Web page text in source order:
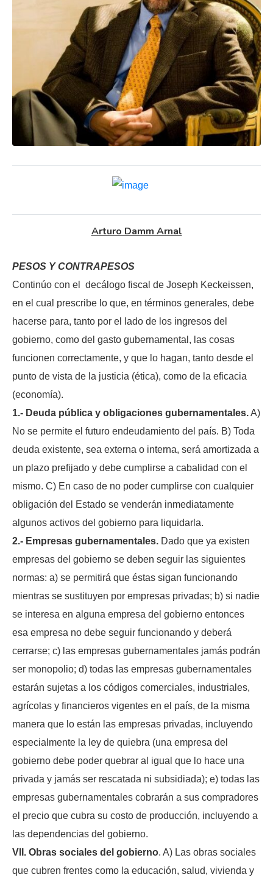
Arturo Damm Arnal
PESOS Y CONTRAPESOS
Continúo con el decálogo fiscal de Joseph Keckeissen,
en el cual prescribe lo que, en términos generales, debe
hacerse para, tanto por el lado de los ingresos del
gobierno, como del gasto gubernamental, las cosas
funcionen correctamente, y que lo hagan, tanto desde el
punto de vista de la justicia (ética), como de la eficacia
(economía).
1.- Deuda pública y obligaciones gubernamentales.A)
No se permite el futuro endeudamiento del país. B) Toda
deuda existente, sea externa o interna, será amortizada a
un plazo prefijado y debe cumplirse a cabalidad con el
mismo. C) En caso de no poder cumplirse con cualquier
obligación del Estado se venderán inmediatamente
algunos activos del gobierno para liquidarla.
2.- Empresas gubernamentales. Dado que ya existen
empresas del gobierno se deben seguir las siguientes
normas: a) se permitirá que éstas sigan funcionando
mientras se sustituyen por empresas privadas; b) si nadie
se interesa en alguna empresa del gobierno entonces
esa empresa no debe seguir funcionando y deberá
cerrarse; c) las empresas gubernamentales jamás podrán
ser monopolio; d) todas las empresas gubernamentales
estarán sujetas a los códigos comerciales, industriales,
agrícolas y financieros vigentes en el país, de la misma
manera que lo están las empresas privadas, incluyendo
especialmente la ley de quiebra (una empresa del
gobierno debe poder quebrar al igual que lo hace una
privada y jamás ser rescatada ni subsidiada); e) todas las
empresas gubernamentales cobrarán a sus compradores
el precio que cubra su costo de producción, incluyendo a
las dependencias del gobierno.
VII. Obras sociales del gobierno. A) Las obras sociales
que cubren frentes como la educación, salud, vivienda y